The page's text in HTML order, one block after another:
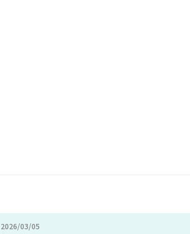
2026/03/05
2026年03月05日